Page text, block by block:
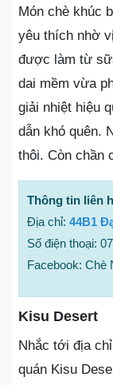
Món chè khúc
yêu thích nhờ
được làm từ
dai mềm vừa
giải nhiệt hiệu
dẫn khó quên.
thôi. Còn chần
Thông tin liên
Địa chỉ: 44B1
Số điện thoại:
Facebook: Chè
Kisu Desert
Nhắc tới địa
quán Kisu